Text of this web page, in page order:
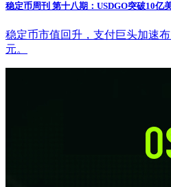
稳定币周刊 第十八期：USDGO突破10亿
稳定币市值回升，支付巨头加速
元。